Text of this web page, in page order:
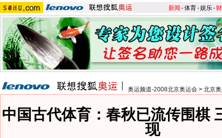
新闻 -体育-娱乐-
奥运频道-2008北京奥运会 > 北京
中国古代体育：春秋已流传围棋
现